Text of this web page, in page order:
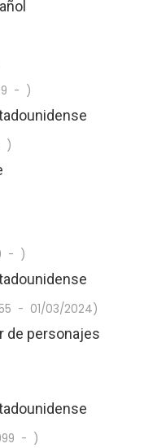
- )
)
- )
- 01/03/2024)
de personajes
- )